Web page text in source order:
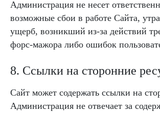
Администрация не несет
возможные сбои в работе Сайта,
ущерб, возникший из-за действий
форс-мажора либо ошибок
8. Ссылки на сторонние
Сайт может содержать ссылки на
Администрация не отвечает за